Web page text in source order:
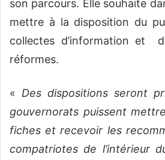
son parcours. Elle souhaite
mettre à la disposition du
collectes d’information et
réformes.
« Des dispositions seront
gouvernorats puissent
fiches et recevoir les
compatriotes de l’intérieur